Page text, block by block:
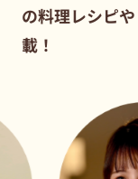
の料理レシピや
載！